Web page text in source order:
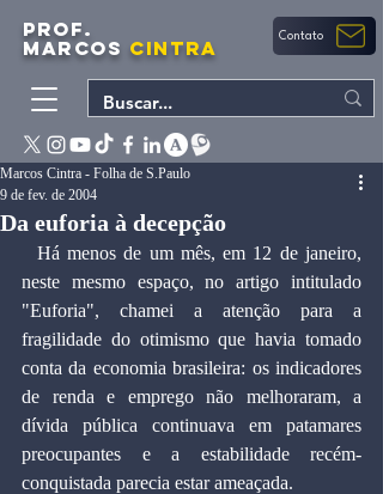
PROF.
MARCOS CINTRA Contato
Da euforia à decepção
Marcos Cintra - Folha de S.Paulo
9 de fev. de 2004
neste mesmo espaço, no artigo intitulado
"Euforia", chamei a atenção para a
fragilidade do otimismo que havia tomado
conta da economia brasileira: os indicadores
de renda e emprego não melhoraram, a
dívida pública continuava em patamares
preocupantes e a estabilidade recém-
conquistada parecia estar ameaçada.